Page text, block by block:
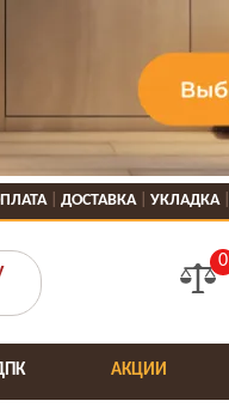
ДОСТАВКА УКЛАДКА
0
АКЦИИ